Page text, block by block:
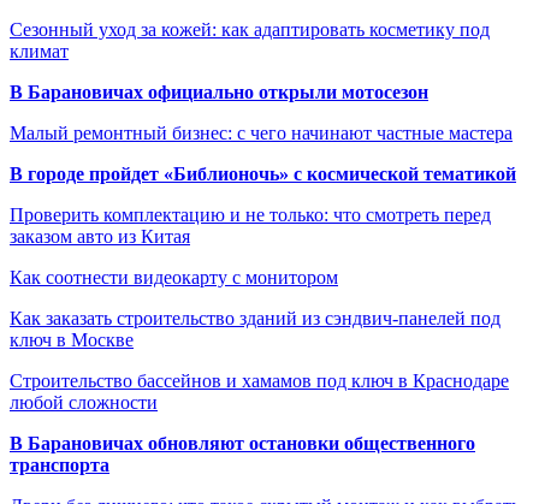
Сезонный уход за кожей: как адаптировать косметику под
климат
В Барановичах официально открыли мотосезон
Малый ремонтный бизнес: с чего начинают частные мастера
В городе пройдет «Библионочь» с космической тематикой
Проверить комплектацию и не только: что смотреть перед
заказом авто из Китая
Как соотнести видеокарту с монитором
Как заказать строительство зданий из сэндвич-панелей под
ключ в Москве
Строительство бассейнов и хамамов под ключ в Краснодаре
любой сложности
В Барановичах обновляют остановки общественного
транспорта